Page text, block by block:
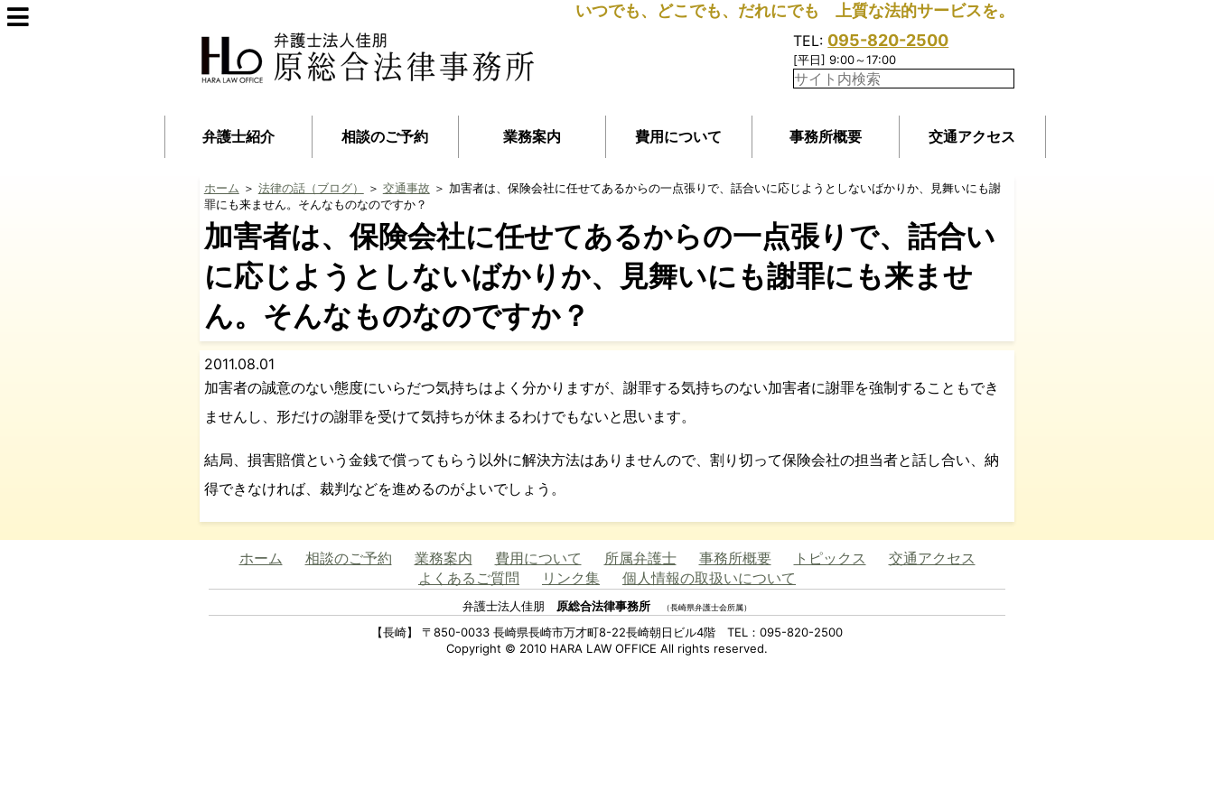
いつでも、どこでも、だれにでも 上質な法的サービスを。
TEL: 095-820-2500
[平日] 9:00～17:00
弁護士紹介 相談のご予約 業務案内 費用について 事務所概要 交通アクセス
ホーム ＞ 法律の話（ブログ） ＞ 交通事故 ＞ 加害者は、保険会社に任せてあるからの一点張りで、話合いに応じようとしないばかりか、見舞いにも謝
罪にも来ません。そんなものなのですか？
加害者は、保険会社に任せてあるからの一点張りで、話合い
に応じようとしないばかりか、見舞いにも謝罪にも来ませ
ん。そんなものなのですか？
2011.08.01
加害者の誠意のない態度にいらだつ気持ちはよく分かりますが、謝罪する気持ちのない加害者に謝罪を強制することもでき
ませんし、形だけの謝罪を受けて気持ちが休まるわけでもないと思います。
結局、損害賠償という金銭で償ってもらう以外に解決方法はありませんので、割り切って保険会社の担当者と話し合い、納
得できなければ、裁判などを進めるのがよいでしょう。
ホーム 相談のご予約 業務案内 費用について 所属弁護士 事務所概要 トピックス
交通アクセス
よくあるご質問
リンク集 個人情報の取扱いについて
弁護士法人佳朋 原総合法律事務所 （長崎県弁護士会所属）
【長崎】 〒850-0033 長崎県長崎市万才町8-22長崎朝日ビル4階 TEL：095-820-2500
Copyright © 2010 HARA LAW OFFICE All rights reserved.